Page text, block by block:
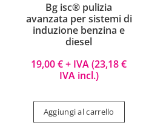
Bg isc® pulizia
avanzata per sistemi di
induzione benzina e
diesel
19,00€+ IVA (23,18€
IVA incl.)
Aggiungi al carrello